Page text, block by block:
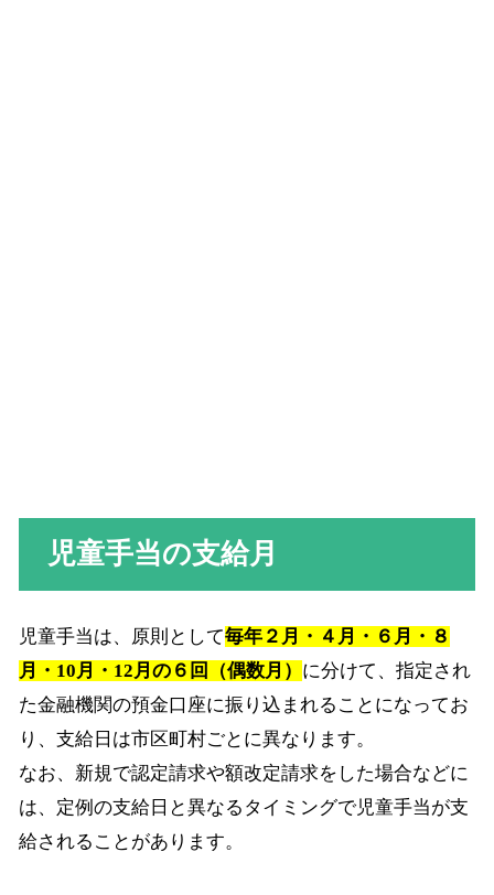
児童手当の支給月
児童手当は、原則として毎年２月・４月・６月・８
月・10月・12月の６回（偶数月） に分けて、指定され
た金融機関の預金口座に振り込まれることになってお
り、支給日は市区町村ごとに異なります。
なお、新規で認定請求や額改定請求をした場合などに
は、定例の支給日と異なるタイミングで児童手当が支
給されることがあります。